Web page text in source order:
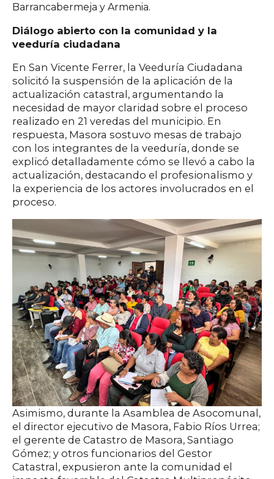
Barrancabermeja y Armenia.
Diálogo abierto con la comunidad y la
veeduría ciudadana
En San Vicente Ferrer, la Veeduría Ciudadana
solicitó la suspensión de la aplicación de la
actualización catastral, argumentando la
necesidad de mayor claridad sobre el proceso
realizado en 21 veredas del municipio. En
respuesta, Masora sostuvo mesas de trabajo
con los integrantes de la veeduría, donde se
explicó detalladamente cómo se llevó a cabo la
actualización, destacando el profesionalismo y
la experiencia de los actores involucrados en el
proceso.
Asimismo, durante la Asamblea de Asocomunal,
el director ejecutivo de Masora, Fabio Ríos Urrea;
el gerente de Catastro de Masora, Santiago
Gómez; y otros funcionarios del Gestor
Catastral, expusieron ante la comunidad el